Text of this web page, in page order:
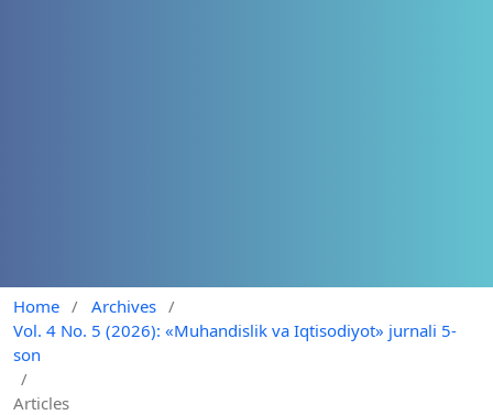
Home / Archives /
Vol. 4 No. 5 (2026): «Muhandislik va Iqtisodiyot» jurnali 5-
son
/
Articles